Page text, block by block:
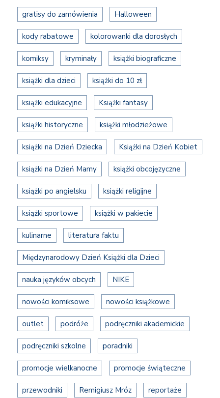
gratisy do zamówienia Halloween
kody rabatowe kolorowanki dla dorosłych
komiksy kryminały książki biograficzne
książki dla dzieci książki do 10 zł
książki edukacyjne Książki fantasy
książki historyczne książki młodzieżowe
książki na Dzień Dziecka Książki na Dzień Kobiet
książki na Dzień Mamy książki obcojęzyczne
książki po angielsku książki religijne
książki sportowe książki w pakiecie
kulinarne literatura faktu
Międzynarodowy Dzień Książki dla Dzieci
nauka języków obcych NIKE
nowości komiksowe nowości książkowe
outlet podróże podręczniki akademickie
podręczniki szkolne poradniki
promocje wielkanocne promocje świąteczne
przewodniki Remigiusz Mróz reportaże